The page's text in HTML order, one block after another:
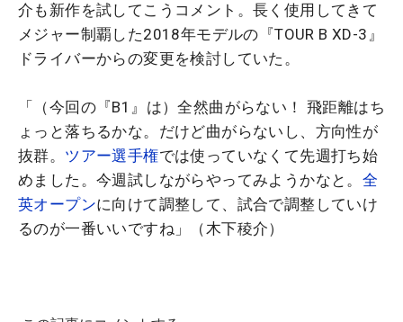
介も新作を試してこうコメント。長く使用してきて
メジャー制覇した2018年モデルの『TOUR B XD-3』
ドライバーからの変更を検討していた。
「（今回の『B1』は）全然曲がらない！ 飛距離はち
ょっと落ちるかな。だけど曲がらないし、方向性が
抜群。 ツアー選手権では使っていなくて先週打ち始
めました。今週試しながらやってみようかなと。 全
英オープンに向けて調整して、試合で調整していけ
るのが一番いいですね」（木下稜介）